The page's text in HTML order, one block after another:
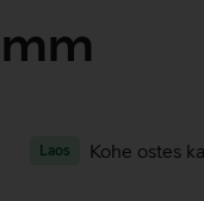
Laos Kohe ostes